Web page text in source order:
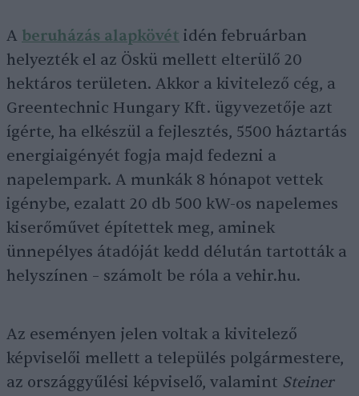
A beruházás alapkövét idén februárban
helyezték el az Öskü mellett elterülő 20
hektáros területen. Akkor a kivitelező cég, a
Greentechnic Hungary Kft. ügyvezetője azt
ígérte, ha elkészül a fejlesztés, 5500 háztartás
energiaigényét fogja majd fedezni a
napelempark. A munkák 8 hónapot vettek
igénybe, ezalatt 20 db 500 kW-os napelemes
kiserőművet építettek meg, aminek
ünnepélyes átadóját kedd délután tartották a
helyszínen – számolt be róla a vehir.hu.
Az eseményen jelen voltak a kivitelező
képviselői mellett a település polgármestere,
az országgyűlési képviselő, valamint Steiner